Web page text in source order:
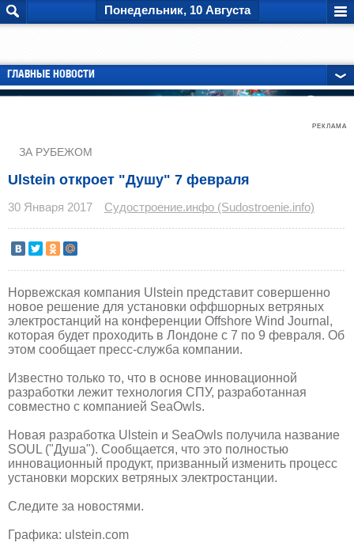
Понедельник, 10 Августа
ГЛАВНЫЕ НОВОСТИ
РЕКЛАМА
ЗА РУБЕЖОМ
Ulstein откроет "Душу" 7 февраля
30 Января 2017 Судостроение.инфо (Sudostroenie.info)
Норвежская компания Ulstein представит совершенно
новое решение для установки оффшорных ветряных
электростанций на конференции Offshore Wind Journal,
которая будет проходить в Лондоне с 7 по 9 февраля. Об
этом сообщает пресс-служба компании.
Известно только то, что в основе инновационной
разработки лежит технология СПУ, разработанная
совместно с компанией SeaOwls.
Новая разработка Ulstein и SeaOwls получила название
SOUL ("Душа"). Сообщается, что это полностью
инновационный продукт, призванный изменить процесс
установки морских ветряных электростанции.
Следите за новостями.
Графика: ulstein.com